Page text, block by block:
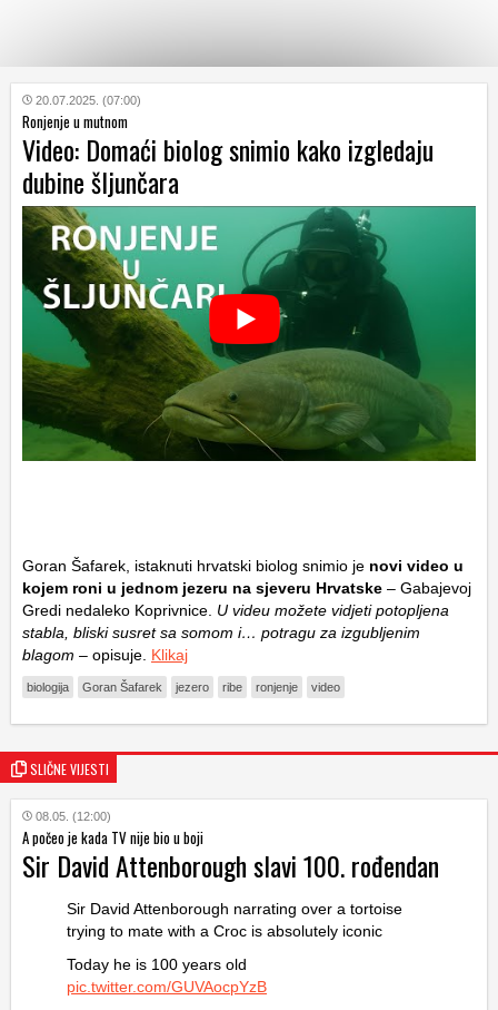
KATEGORIJE
HRVATSKI
WEB
20.07.2025. (07:00)
Ronjenje u mutnom
Video: Domaći biolog snimio kako izgledaju
dubine šljunčara
Goran Šafarek, istaknuti hrvatski biolog snimio je novi video u
kojem roni u jednom jezeru na sjeveru Hrvatske – Gabajevoj
Gredi nedaleko Koprivnice. U videu možete vidjeti potopljena
stabla, bliski susret​ sa somom i… potragu za izgubljenim
blagom – opisuje. Klikaj
biologija Goran Šafarek jezero ribe ronjenje video
SLIČNE VIJESTI
08.05. (12:00)
A počeo je kada TV nije bio u boji
Sir David Attenborough slavi 100. rođendan
Sir David Attenborough narrating over a tortoise
trying to mate with a Croc is absolutely iconic
Today he is 100 years old
pic.twitter.com/GUVAocpYzB